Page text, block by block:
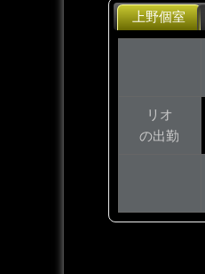
上野個室
リオ
の出勤